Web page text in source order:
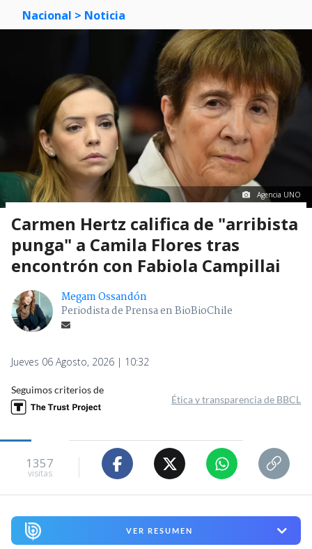
Nacional > Noticia
Agencia UNO
Carmen Hertz califica de "arribista
punga" a Camila Flores tras
encontrón con Fabiola Campillai
Megam Ossandón
Periodista de Prensa en BioBioChile
Jueves 06 Agosto, 2026 | 10:32
Seguimos criterios de
Ética y transparencia de BBCL
1357
visitas
VER RESUMEN